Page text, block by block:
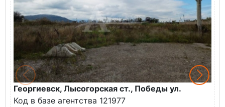
Георгиевск, Лысогорская ст., Победы ул.
Код в базе агентства 121977